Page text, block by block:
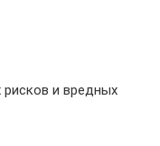
и вредных